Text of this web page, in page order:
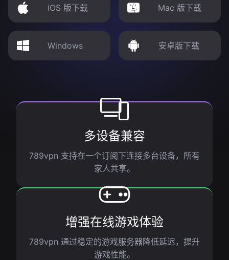
iOS 版下载 Mac 版下载
Windows 安卓版下载
多设备兼容
789vpn 支持在一个订阅下连接多台设备，所有
家人共享。
增强在线游戏体验
789vpn 通过稳定的游戏服务器降低延迟，提升
游戏性能。